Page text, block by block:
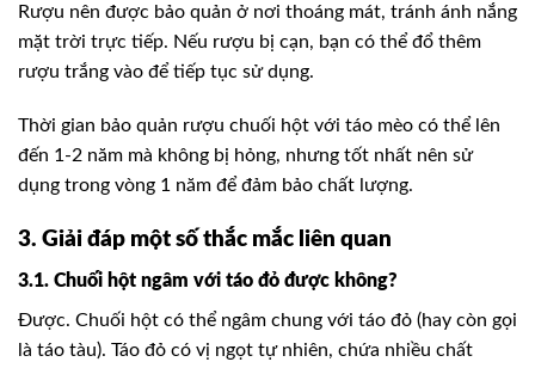
Rượu nên được bảo quản ở nơi thoáng mát, tránh ánh nắng
mặt trời trực tiếp. Nếu rượu bị cạn, bạn có thể đổ thêm
rượu trắng vào để tiếp tục sử dụng.
Thời gian bảo quản rượu chuối hột với táo mèo có thể lên
đến 1-2 năm mà không bị hỏng, nhưng tốt nhất nên sử
dụng trong vòng 1 năm để đảm bảo chất lượng.
3. Giải đáp một số thắc mắc liên quan
3.1. Chuối hột ngâm với táo đỏ được không?
Được. Chuối hột có thể ngâm chung với táo đỏ (hay còn gọi
là táo tàu). Táo đỏ có vị ngọt tự nhiên, chứa nhiều chất